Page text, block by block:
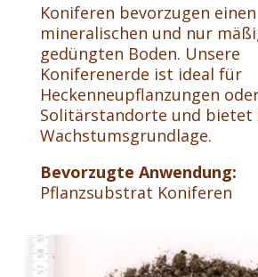
Koniferen bevorzugen einen
mineralischen und nur
gedüngten Boden. Unsere
Koniferenerde ist ideal für
Heckenneupflanzungen
Solitärstandorte und bietet
Wachstumsgrundlage.
Bevorzugte Anwendung:
Pflanzsubstrat Koniferen